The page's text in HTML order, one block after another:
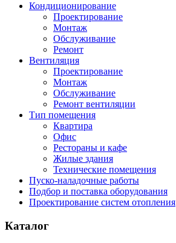
Кондиционирование
Проектирование
Монтаж
Обслуживание
Ремонт
Вентиляция
Проектирование
Монтаж
Обслуживание
Ремонт вентиляции
Тип помещения
Квартира
Офис
Рестораны и кафе
Жилые здания
Технические помещения
Пуско-наладочные работы
Подбор и поставка оборудования
Проектирование систем отопления
Каталог